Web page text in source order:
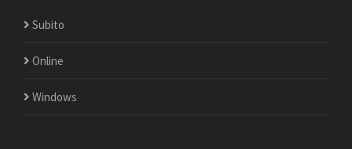
Subito
Online
Windows